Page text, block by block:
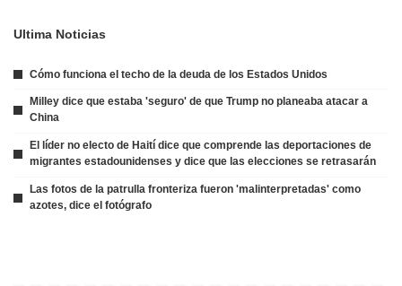
Ultima Noticias
Cómo funciona el techo de la deuda de los Estados Unidos
Milley dice que estaba 'seguro' de que Trump no planeaba atacar a
China
El líder no electo de Haití dice que comprende las deportaciones de
migrantes estadounidenses y dice que las elecciones se retrasarán
Las fotos de la patrulla fronteriza fueron 'malinterpretadas' como
azotes, dice el fotógrafo